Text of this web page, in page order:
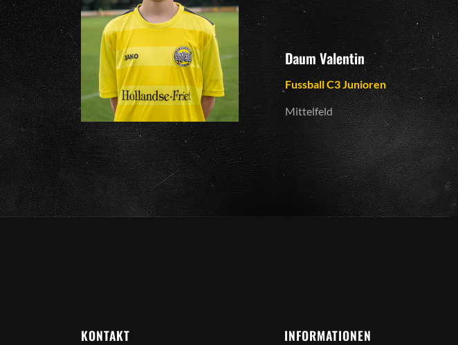
Daum Valentin
Fussball C3 Junioren
Mittelfeld
KONTAKT INFORMATIONEN